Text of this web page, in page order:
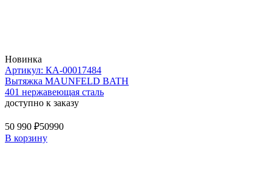
Новинка
Артикул: КА-00017484
Вытяжка MAUNFELD BATH
401 нержавеющая сталь
доступно к заказу
50 990 ₽50990
В корзину